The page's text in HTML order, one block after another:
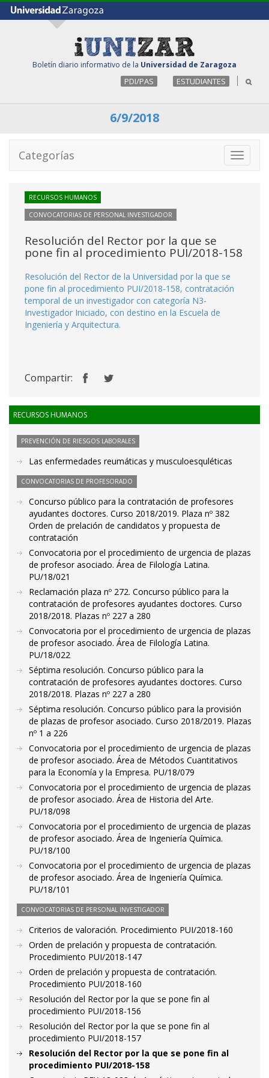
Boletín diario informativo de la Universidad de Zaragoza
PDI/PAS ESTUDIANTES
6/9/2018
Toggle
Categorías
RECURSOS HUMANOS
CONVOCATORIAS DE PERSONAL INVESTIGADOR
Resolución del Rector por la que se
pone fin al procedimiento PUI/2018-158
Resolución del Rector de la Universidad por la que se
pone fin al procedimiento PUI/2018-158, contratación
temporal de un investigador con categoría N3-
Investigador Iniciado, con destino en la Escuela de
Ingeniería y Arquitectura.
Compartir:
RECURSOS HUMANOS
PREVENCIÓN DE RIESGOS LABORALES
Las enfermedades reumáticas y musculoesquléticas
CONVOCATORIAS DE PROFESORADO
Concurso público para la contratación de profesores
ayudantes doctores. Curso 2018/2019. Plaza nº 382
Orden de prelación de candidatos y propuesta de
contratación
Convocatoria por el procedimiento de urgencia de plazas
de profesor asociado. Área de Filología Latina.
PU/18/021
Reclamación plaza nº 272. Concurso público para la
contratación de profesores ayudantes doctores. Curso
2018/2018. Plazas nº 227 a 280
Convocatoria por el procedimiento de urgencia de plazas
de profesor asociado. Área de Filología Latina.
PU/18/022
Séptima resolución. Concurso público para la
contratación de profesores ayudantes doctores. Curso
2018/2018. Plazas nº 227 a 280
Séptima resolución. Concurso público para la provisión
de plazas de profesor asociado. Curso 2018/2019. Plazas
nº 1 a 226
Convocatoria por el procedimiento de urgencia de plazas
de profesor asociado. Área de Métodos Cuantitativos
para la Economía y la Empresa. PU/18/079
Convocatoria por el procedimiento de urgencia de plazas
de profesor asociado. Área de Historia del Arte.
PU/18/098
Convocatoria por el procedimiento de urgencia de plazas
de profesor asociado. Área de Ingeniería Química.
PU/18/100
Convocatoria por el procedimiento de urgencia de plazas
de profesor asociado. Área de Ingeniería Química.
PU/18/101
CONVOCATORIAS DE PERSONAL INVESTIGADOR
Criterios de valoración. Procedimiento PUI/2018-160
Orden de prelación y propuesta de contratación.
Procedimiento PUI/2018-147
Orden de prelación y propuesta de contratación.
Procedimiento PUI/2018-160
Resolución del Rector por la que se pone fin al
procedimiento PUI/2018-156
Resolución del Rector por la que se pone fin al
procedimiento PUI/2018-157
Resolución del Rector por la que se pone fin al
procedimiento PUI/2018-158